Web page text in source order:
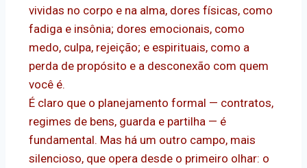
vividas no corpo e na alma, dores físicas, como
fadiga e insônia; dores emocionais, como
medo, culpa, rejeição; e espirituais, como a
perda de propósito e a desconexão com quem
você é.
É claro que o planejamento formal — contratos,
regimes de bens, guarda e partilha — é
fundamental. Mas há um outro campo, mais
silencioso, que opera desde o primeiro olhar: o